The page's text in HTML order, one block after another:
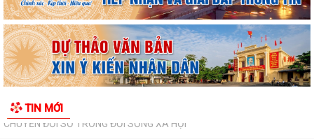
TIN MỚI
V/v thông tin về chương trình thu hồi Xe CB1000 Hornet (xe nhập
khẩu) và xe Rebel 500 & CL500 (xe...
PHƯỜNG LÊ ĐẠI HÀNH KÊU GỌI NGƯỜI DÂN TÍCH CỰC SỬ DỤNG DỊCH
VỤ CÔNG TRỰC TUYẾN
CHUYỂN ĐỔI SỐ TRONG ĐỜI SỐNG XÃ HỘI